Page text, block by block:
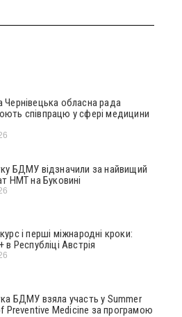
обласна рада
співпрацю у сфері медицини
БДМУ відзначили за найвищий
НМТ на Буковині
і перші міжнародні кроки:
в Республіці Австрія
БДМУ взяла участь у Summer
Preventive Medicine за програмою